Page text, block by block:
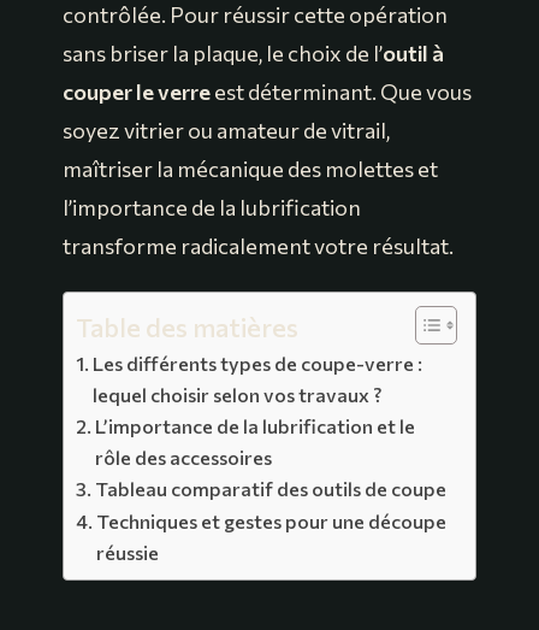
contrôlée. Pour réussir cette opération
sans briser la plaque, le choix de l’outil à
couper le verreest déterminant. Que vous
soyez vitrier ou amateur de vitrail,
maîtriser la mécanique des molettes et
l’importance de la lubrification
transforme radicalement votre résultat.
Table des matières
Les différents types de coupe-verre :
lequel choisir selon vos travaux ?
L’importance de la lubrification et le
rôle des accessoires
Tableau comparatif des outils de coupe
Techniques et gestes pour une découpe
réussie